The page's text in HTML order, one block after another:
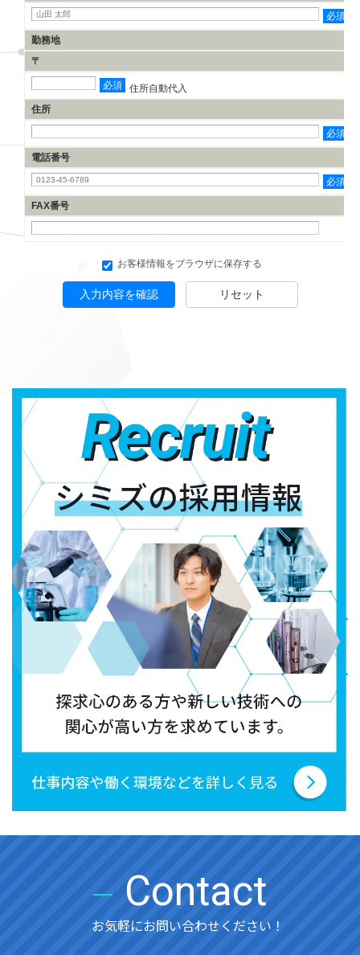
必須
勤務地
〒
必須
住所自動代入
住所
必須
電話番号
必須
FAX番号
お客様情報をブラウザに保存する
入力内容を確認 リセット
Contact
お気軽にお問い合わせください！